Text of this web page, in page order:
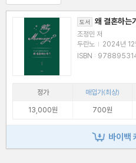
도서 왜 결혼하는
조정민 저
두란노 | 2024년 12
정가 매입가(최상)
13,000원
700원
바이백